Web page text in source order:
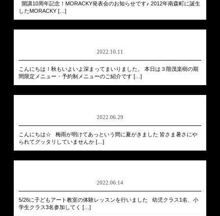
開講10周年記念！MORACKY発表会のお知らせです♪ 2012年南森町に誕生
したMORACKY […]
2022.10.11
こんにちは！秋もいよいよ深まってまいりました。 本日は３階茂楽樹の期
間限定メニュー・予約制メニューのご紹介です […]
2022.06.29
こんにちは☆ 梅雨が明けてあっという間に夏がきました 皆さま暑さにや
られてグッタリしていませんか […]
2022.06.14
5/26に子どもアート教室の体験レッスンを行いました 幼児クラス1名、小
学生クラス3名参加してく […]